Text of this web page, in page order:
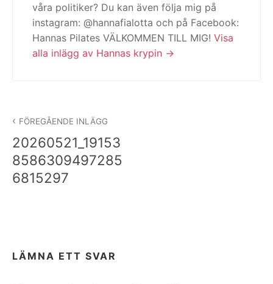
våra politiker? Du kan även följa mig på
instagram: @hannafialotta och på Facebook:
Hannas Pilates VÄLKOMMEN TILL MIG! Visa
alla inlägg av Hannas krypin
FÖREGÅENDE INLÄGG
20260521_19153
8586309497285
6815297
LÄMNA ETT SVAR